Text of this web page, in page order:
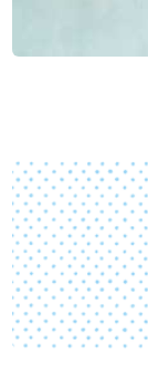
「バ
って
東経
これ
夏の
高い
泉「
【春
福を